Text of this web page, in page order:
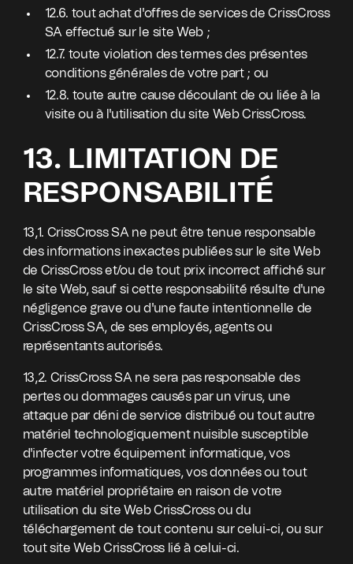
12.6. tout achat d'offres de services de CrissCross
SA effectué sur le site Web ;
12.7. toute violation des termes des présentes
conditions générales de votre part ; ou
12.8. toute autre cause découlant de ou liée à la
visite ou à l'utilisation du site Web CrissCross.
13. LIMITATION DE
RESPONSABILITÉ
13,1. CrissCross SA ne peut être tenue responsable
des informations inexactes publiées sur le site Web
de CrissCross et/ou de tout prix incorrect affiché sur
le site Web, sauf si cette responsabilité résulte d'une
négligence grave ou d'une faute intentionnelle de
CrissCross SA, de ses employés, agents ou
représentants autorisés.
13,2. CrissCross SA ne sera pas responsable des
pertes ou dommages causés par un virus, une
attaque par déni de service distribué ou tout autre
matériel technologiquement nuisible susceptible
d'infecter votre équipement informatique, vos
programmes informatiques, vos données ou tout
autre matériel propriétaire en raison de votre
utilisation du site Web CrissCross ou du
téléchargement de tout contenu sur celui-ci, ou sur
tout site Web CrissCross lié à celui-ci.